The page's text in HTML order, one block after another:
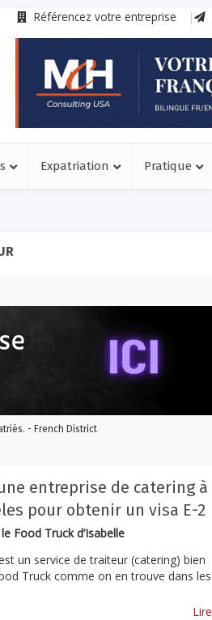
Référencez votre entreprise
Expatriation Pratique
- French District
entreprise de catering à
pour obtenir un visa E-2
Food Truck d’Isabelle
un service de traiteur (catering) bien
Truck comme on en trouve dans les
Lire